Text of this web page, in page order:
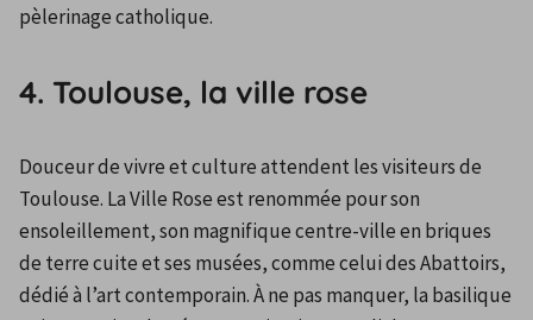
pèlerinage catholique.
4. Toulouse, la ville rose
Douceur de vivre et culture attendent les visiteurs de
Toulouse. La Ville Rose est renommée pour son
ensoleillement, son magnifique centre-ville en briques
de terre cuite et ses musées, comme celui des Abattoirs,
dédié à l’art contemporain. À ne pas manquer, la basilique